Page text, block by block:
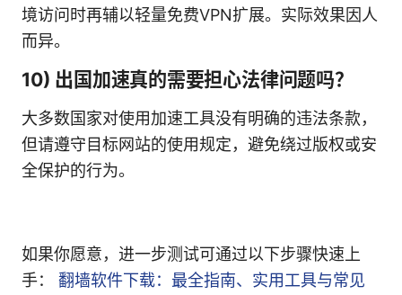
境访问时再辅以轻量免费VPN扩展。实际效果因人
而异。
10) 出国加速真的需要担心法律问题吗？
大多数国家对使用加速工具没有明确的违法条款，
但请遵守目标网站的使用规定，避免绕过版权或安
全保护的行为。
如果你愿意，进一步测试可通过以下步骤快速上
手： 翻墙软件下载：最全指南、实用工具与常见